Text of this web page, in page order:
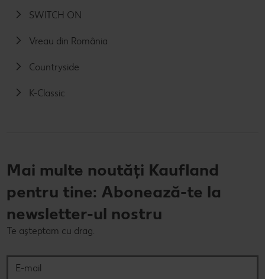
SWITCH ON
Vreau din România
Countryside
K-Classic
Mai multe noutăți Kaufland
pentru tine: Abonează-te la
newsletter-ul nostru
Te așteptam cu drag.